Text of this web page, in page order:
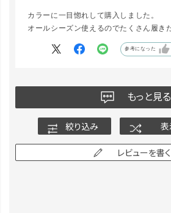
カラーに一目惚れして購入しました。
オールシーズン使えるのでたくさん履き
参考になった
もっと見る
絞り込み 表
レビューを書く